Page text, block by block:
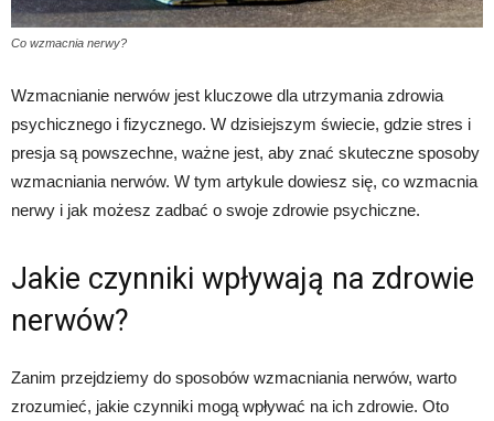
Co wzmacnia nerwy?
Wzmacnianie nerwów jest kluczowe dla utrzymania zdrowia
psychicznego i fizycznego. W dzisiejszym świecie, gdzie stres i
presja są powszechne, ważne jest, aby znać skuteczne sposoby
wzmacniania nerwów. W tym artykule dowiesz się, co wzmacnia
nerwy i jak możesz zadbać o swoje zdrowie psychiczne.
Jakie czynniki wpływają na zdrowie
nerwów?
Zanim przejdziemy do sposobów wzmacniania nerwów, warto
zrozumieć, jakie czynniki mogą wpływać na ich zdrowie. Oto